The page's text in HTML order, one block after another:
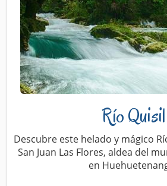
Río Quisil
Descubre este helado y mágico
San Juan Las Flores, aldea del
en